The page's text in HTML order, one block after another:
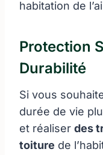
habitation de
Protection
Durabilité
Si vous
durée de vie
et réaliser des
toiture de